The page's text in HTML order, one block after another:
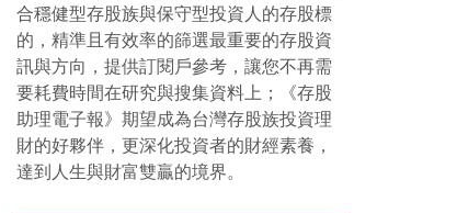
合穩健型存股族與保守型投資人的存股標
的，精準且有效率的篩選最重要的存股資
訊與方向，提供訂閱戶參考，讓您不再需
要耗費時間在研究與搜集資料上；《存股
助理電子報》期望成為台灣存股族投資理
財的好夥伴，更深化投資者的財經素養，
達到人生與財富雙贏的境界。